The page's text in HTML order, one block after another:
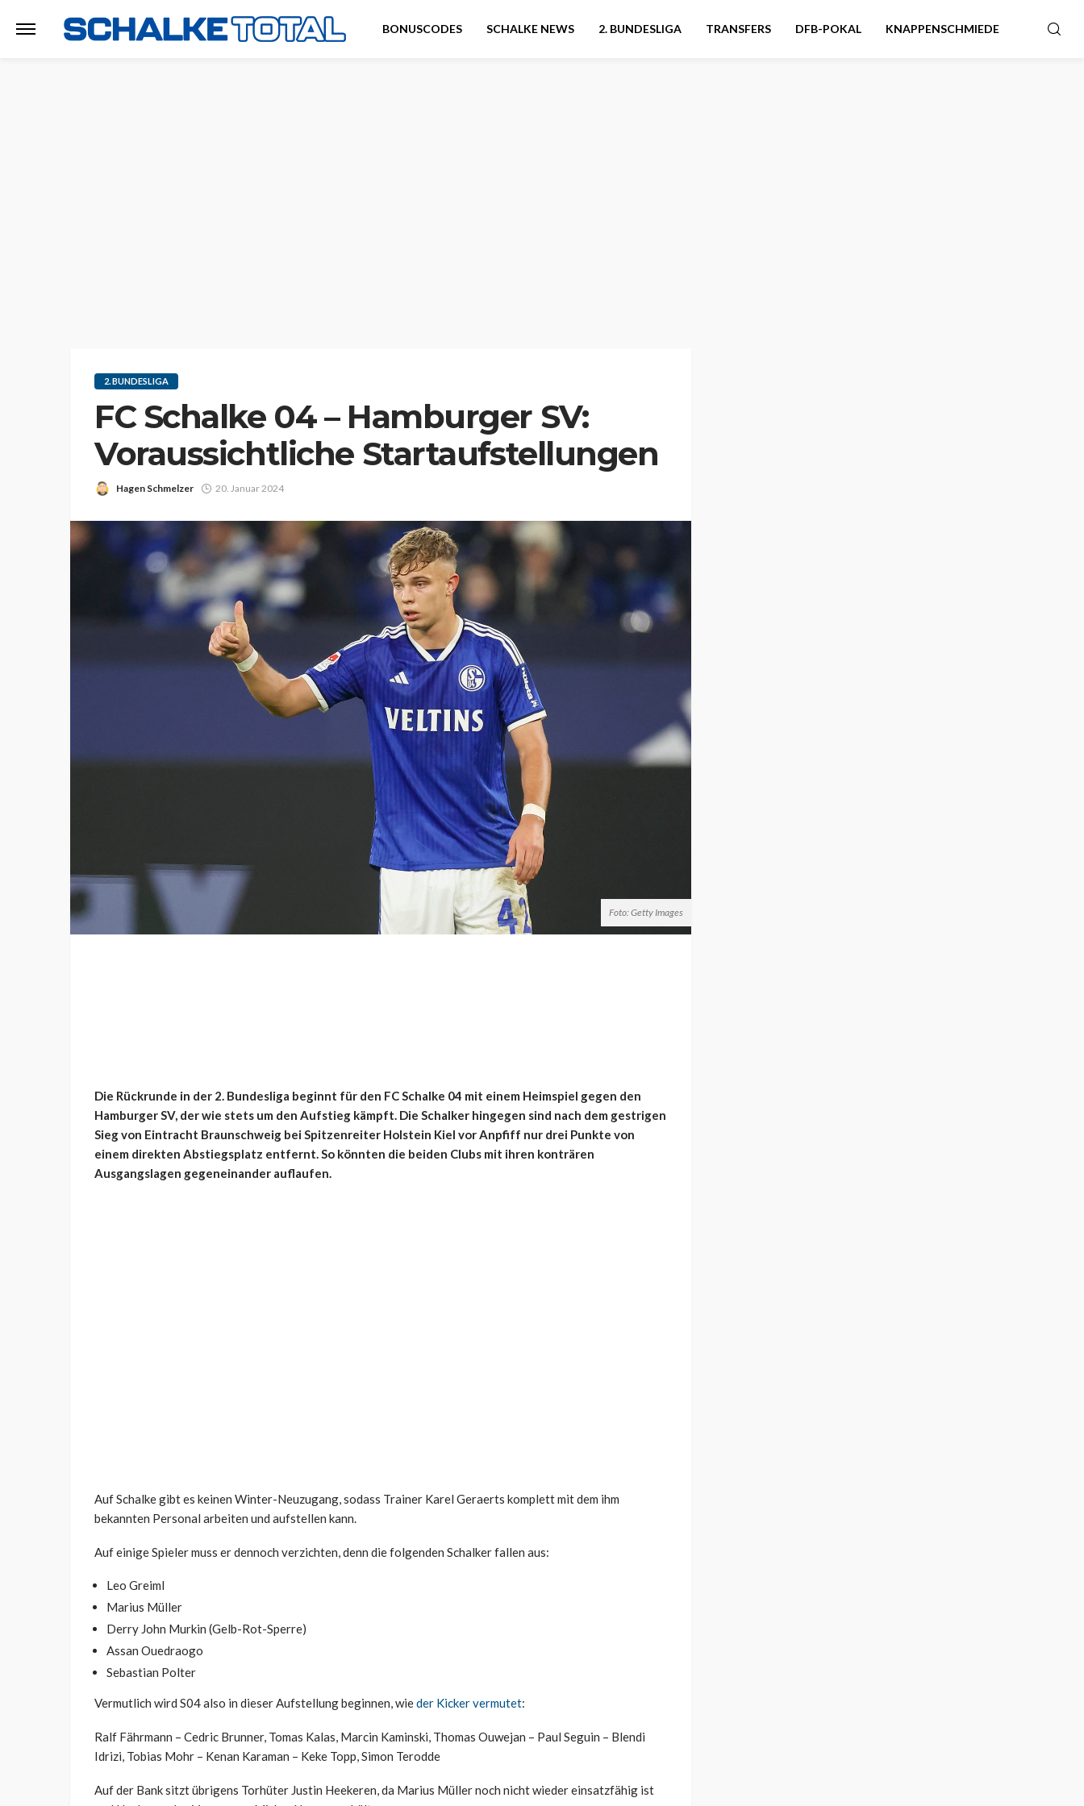
BONUSCODES SCHALKE NEWS 2. BUNDESLIGA TRANSFERS DFB-POKAL KNAPPENSCHMIEDE
2. BUNDESLIGA
FC Schalke 04 – Hamburger SV:
Voraussichtliche Startaufstellungen
Hagen Schmelzer 20. Januar 2024
Foto: Getty Images
Die Rückrunde in der 2. Bundesliga beginnt für den FC Schalke 04 mit einem Heimspiel gegen den
Hamburger SV, der wie stets um den Aufstieg kämpft. Die Schalker hingegen sind nach dem gestrigen
Sieg von Eintracht Braunschweig bei Spitzenreiter Holstein Kiel vor Anpfiff nur drei Punkte von
einem direkten Abstiegsplatz entfernt. So könnten die beiden Clubs mit ihren konträren
Ausgangslagen gegeneinander auflaufen.
Auf Schalke gibt es keinen Winter-Neuzugang, sodass Trainer Karel Geraerts komplett mit dem ihm
bekannten Personal arbeiten und aufstellen kann.
Auf einige Spieler muss er dennoch verzichten, denn die folgenden Schalker fallen aus:
Leo Greiml
Marius Müller
Derry John Murkin (Gelb-Rot-Sperre)
Assan Ouedraogo
Sebastian Polter
Vermutlich wird S04 also in dieser Aufstellung beginnen, wieder Kicker vermutet:
Ralf Fährmann – Cedric Brunner, Tomas Kalas, Marcin Kaminski, Thomas Ouwejan – Paul Seguin – Blendi
Idrizi, Tobias Mohr – Kenan Karaman – Keke Topp, Simon Terodde
Auf der Bank sitzt übrigens Torhüter Justin Heekeren, da Marius Müller noch nicht wieder einsatzfähig ist